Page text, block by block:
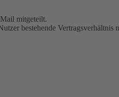
mitgeteilt.
bestehende Vertragsverhältnis